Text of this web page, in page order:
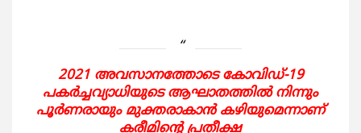
2021 അവസാനത്തോടെ കോവിഡ്-19
പകര്‍ച്ചവ്യാധിയുടെ ആഘാതത്തില്‍ നിന്നും
പൂര്‍ണരായും മുക്തരാകാന്‍ കഴിയുമെന്നാണ്
കരീമിന്റെ പ്രതീക്ഷ